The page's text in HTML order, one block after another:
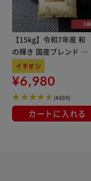
【15kg】令和7年産 和
の輝き 国産ブレンド 5
kg×3袋
イチオシ
¥6,980
(4690)
カートに入れる